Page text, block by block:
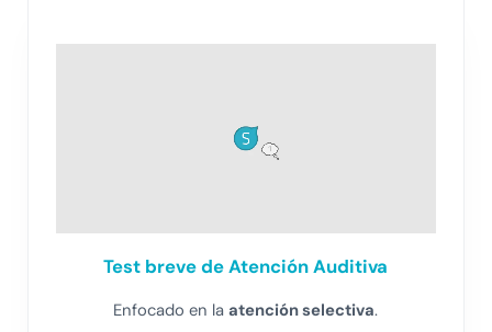
Test breve de Atención Auditiva
Enfocado en laatención selectiva.